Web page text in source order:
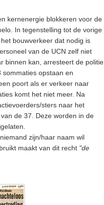
kernenergie blokkeren voor de
In tegenstelling tot de vorige
bouwverkeer dat nodig is
van de UCN zelf niet
binnen kan, arresteert de politie
opstaan en
poort als er verkeer naar
komt het niet meer. Na
sters naar het
de 37. Deze worden in de
zijn/haar naam wil
maakt van dit recht "de